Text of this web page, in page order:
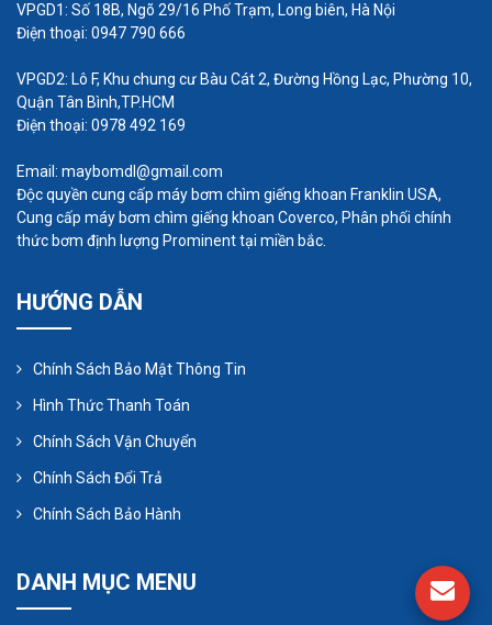
Máy thổi khí mini
Liên hệ với chúng tôi ngay để được hỗ trợ tư vấn
và báo giá.
VPGD1: Số 18B, Ngõ 29/16 Phố Trạm, Long biên, Hà Nội
Điện thoại: 0947 790 666
VPGD2: Lô F, Khu chung cư Bàu Cát 2, Đường Hồng Lạc, Phường 10,
Quận Tân Bình,TP.HCM
Điện thoại: 0978 492 169
Email: maybomdl@gmail.com
Độc quyền cung cấp máy bơm chìm giếng khoan Franklin USA,
Cung cấp máy bơm chìm giếng khoan Coverco, Phân phối chính
thức bơm định lượng Prominent tại miền bắc.
HƯỚNG DẪN
Chính Sách Bảo Mật Thông Tin
Hình Thức Thanh Toán
Chính Sách Vận Chuyển
Chính Sách Đổi Trả
Chính Sách Bảo Hành
DANH MỤC MENU